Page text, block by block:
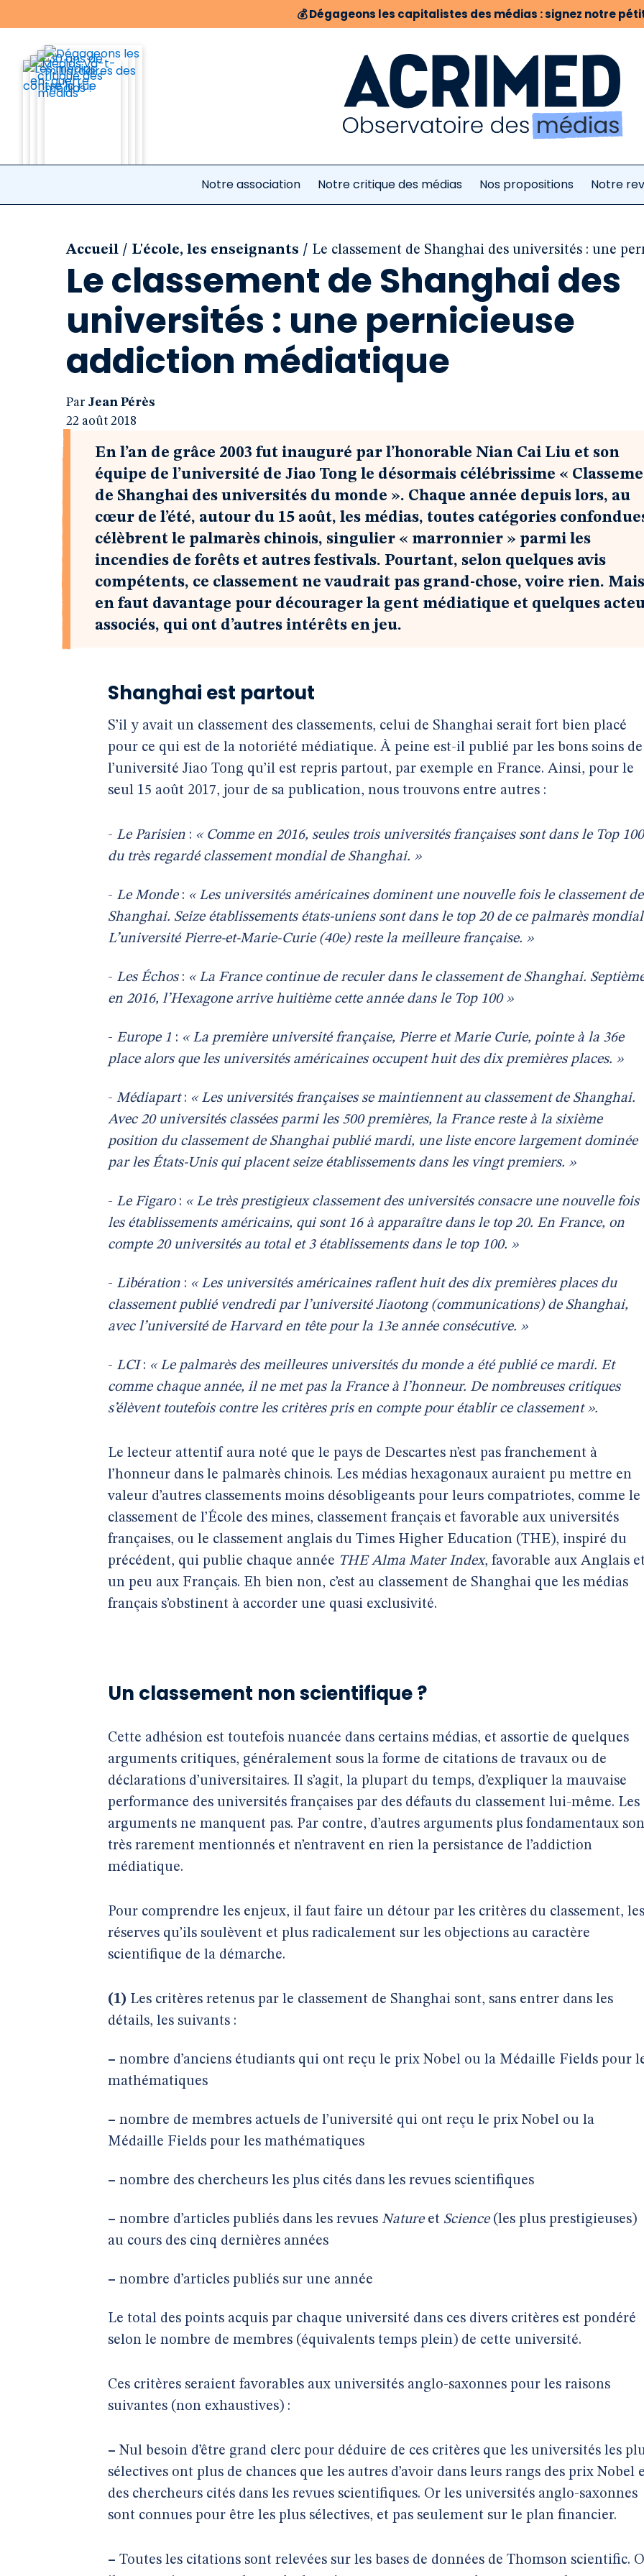
💰Dégageons les capitalistes des médias : signez notre
Notre association Notre critique des médias Nos propositions Notre
Accueil / L'école, les enseignants / Le classement de Shanghai des universités : une
Le classement de Shanghai des
universités : une pernicieuse
addiction médiatique
Par Jean Pérès
22 août 2018
En l’an de grâce 2003 fut inauguré par l’honorable Nian Cai Liu et son
équipe de l’université de Jiao Tong le désormais célébrissime «
de Shanghai des universités du monde ». Chaque année depuis lors, au
cœur de l’été, autour du 15 août, les médias, toutes catégories
célèbrent le palmarès chinois, singulier « marronnier » parmi les
incendies de forêts et autres festivals. Pourtant, selon quelques avis
compétents, ce classement ne vaudrait pas grand-chose, voire rien.
en faut davantage pour décourager la gent médiatique et quelques
associés, qui ont d’autres intérêts en jeu.
Shanghai est partout
S’il y avait un classement des classements, celui de Shanghai serait fort bien placé
pour ce qui est de la notoriété médiatique. À peine est-il publié par les bons soins de
l’université Jiao Tong qu’il est repris partout, par exemple en France. Ainsi, pour le
seul 15 août 2017, jour de sa publication, nous trouvons entre autres :
- Le Parisien : « Comme en 2016, seules trois universités françaises sont dans le Top 100
du très regardé classement mondial de Shanghai. »
- Le Monde: « Les universités américaines dominent une nouvelle fois le classement de
Shanghai. Seize établissements états-uniens sont dans le top 20 de ce palmarès
L’université Pierre-et-Marie-Curie (40e) reste la meilleure française. »
- Les Échos: « La France continue de reculer dans le classement de Shanghai.
en 2016, l’Hexagone arrive huitième cette année dans le Top 100 »
- Europe 1 : « La première université française, Pierre et Marie Curie, pointe à la 36e
place alors que les universités américaines occupent huit des dix premières places. »
- Médiapart: « Les universités françaises se maintiennent au classement de Shanghai.
Avec 20 universités classées parmi les 500 premières, la France reste à la sixième
position du classement de Shanghai publié mardi, une liste encore largement dominée
par les États-Unis qui placent seize établissements dans les vingt premiers. »
- Le Figaro: « Le très prestigieux classement des universités consacre une nouvelle fois
les établissements américains, qui sont 16 à apparaître dans le top 20. En France, on
compte 20 universités au total et 3 établissements dans le top 100. »
- Libération : « Les universités américaines raflent huit des dix premières places du
classement publié vendredi par l’université Jiaotong (communications) de Shanghai,
avec l’université de Harvard en tête pour la 13e année consécutive. »
- LCI: « Le palmarès des meilleures universités du monde a été publié ce mardi. Et
comme chaque année, il ne met pas la France à l’honneur. De nombreuses critiques
s’élèvent toutefois contre les critères pris en compte pour établir ce classement ».
Le lecteur attentif aura noté que le pays de Descartes n’est pas franchement à
l’honneur dans le palmarès chinois. Les médias hexagonaux auraient pu mettre en
valeur d’autres classements moins désobligeants pour leurs compatriotes, comme le
classement de l’École des mines, classement français et favorable aux universités
françaises, ou le classement anglais du Times Higher Education (THE), inspiré du
précédent, qui publie chaque année THE Alma Mater Index, favorable aux Anglais
un peu aux Français. Eh bien non, c’est au classement de Shanghai que les médias
français s’obstinent à accorder une quasi exclusivité.
Un classement non scientifique ?
Cette adhésion est toutefois nuancée dans certains médias, et assortie de quelques
arguments critiques, généralement sous la forme de citations de travaux ou de
déclarations d’universitaires. Il s’agit, la plupart du temps, d’expliquer la mauvaise
performance des universités françaises par des défauts du classement lui-même. Les
arguments ne manquent pas. Par contre, d’autres arguments plus fondamentaux
très rarement mentionnés et n’entravent en rien la persistance de l’addiction
médiatique.
Pour comprendre les enjeux, il faut faire un détour par les critères du classement, les
réserves qu’ils soulèvent et plus radicalement sur les objections au caractère
scientifique de la démarche.
(1) Les critères retenus par le classement de Shanghai sont, sans entrer dans les
détails, les suivants :
– nombre d’anciens étudiants qui ont reçu le prix Nobel ou la Médaille Fields pour
mathématiques
– nombre de membres actuels de l’université qui ont reçu le prix Nobel ou la
Médaille Fields pour les mathématiques
– nombre des chercheurs les plus cités dans les revues scientifiques
– nombre d’articles publiés dans les revues Natureet Science(les plus prestigieuses)
au cours des cinq dernières années
– nombre d’articles publiés sur une année
Le total des points acquis par chaque université dans ces divers critères est pondéré
selon le nombre de membres (équivalents temps plein) de cette université.
Ces critères seraient favorables aux universités anglo-saxonnes pour les raisons
suivantes (non exhaustives) :
– Nul besoin d’être grand clerc pour déduire de ces critères que les universités les
sélectives ont plus de chances que les autres d’avoir dans leurs rangs des prix Nobel
des chercheurs cités dans les revues scientifiques. Or les universités anglo-saxonnes
sont connues pour être les plus sélectives, et pas seulement sur le plan financier.
– Toutes les citations sont relevées sur les bases de données de Thomson scientific.